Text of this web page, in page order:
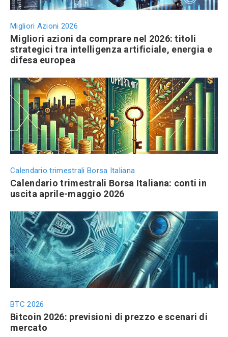
Migliori Azioni 2026
Migliori azioni da comprare nel 2026: titoli
strategici tra intelligenza artificiale, energia e
difesa europea
Calendario trimestrali Borsa Italiana
Calendario trimestrali Borsa Italiana: conti in
uscita aprile-maggio 2026
BTC 2026
Bitcoin 2026: previsioni di prezzo e scenari di
mercato